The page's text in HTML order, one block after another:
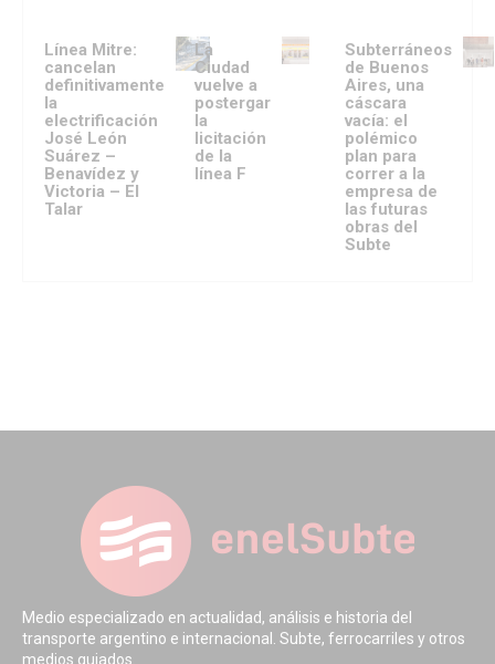
Línea Mitre:
cancelan
definitivamente
la
electrificación
José León
Suárez –
Benavídez y
Victoria – El
Talar
La
Ciudad
vuelve a
postergar
la
licitación
de la
línea F
Subterráneos
de Buenos
Aires, una
cáscara
vacía: el
polémico
plan para
correr a la
empresa de
las futuras
obras del
Subte
Medio especializado en actualidad, análisis e historia del
transporte argentino e internacional. Subte, ferrocarriles y otros
medios guiados.